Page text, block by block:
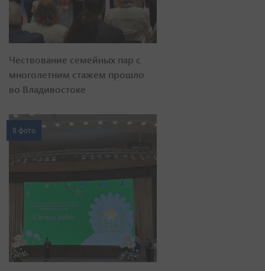
Чествование семейных пар с
многолетним стажем прошло
во Владивостоке
8 фото